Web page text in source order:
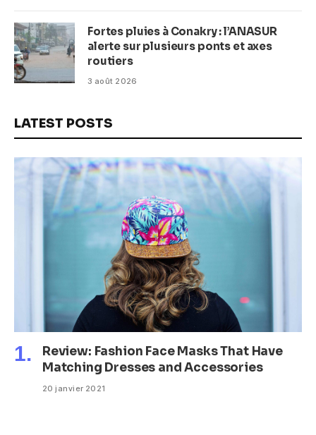
Fortes pluies à Conakry : l’ANASUR
alerte sur plusieurs ponts et axes
routiers
3 août 2026
LATEST POSTS
Review: Fashion Face Masks That Have
Matching Dresses and Accessories
20 janvier 2021